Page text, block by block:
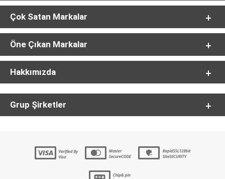
Çok Satan Markalar
Öne Çıkan Markalar
Hakkımızda
Grup Şirketler